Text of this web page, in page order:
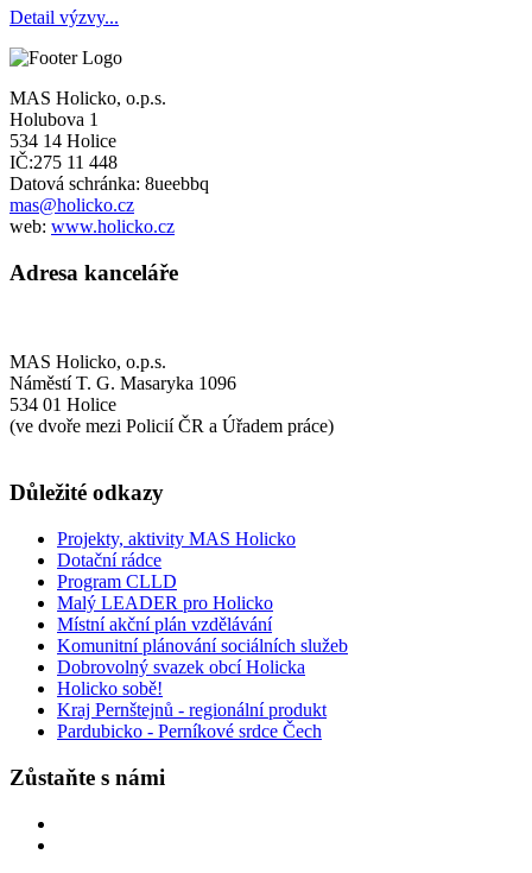
Detail výzvy...
MAS Holicko, o.p.s.
Holubova 1
534 14 Holice
IČ:275 11 448
Datová schránka: 8ueebbq
mas@holicko.cz
web: www.holicko.cz
Adresa kanceláře
MAS Holicko, o.p.s.
Náměstí T. G. Masaryka 1096
534 01 Holice
(ve dvoře mezi Policií ČR a Úřadem práce)
Důležité odkazy
Projekty, aktivity MAS Holicko
Dotační rádce
Program CLLD
Malý LEADER pro Holicko
Místní akční plán vzdělávání
Komunitní plánování sociálních služeb
Dobrovolný svazek obcí Holicka
Holicko sobě!
Kraj Pernštejnů - regionální produkt
Pardubicko - Perníkové srdce Čech
Zůstaňte s námi